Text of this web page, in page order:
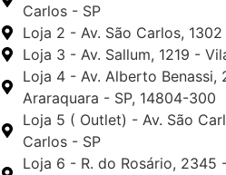
Carlos - SP
Loja 2 - Av. São Carlos,
Loja 3 - Av. Sallum, 1219 -
Loja 4 - Av. Alberto Benassi,
Araraquara - SP, 14804-300
Loja 5 ( Outlet) - Av. São
Carlos - SP
Loja 6 - R. do Rosário, 2345